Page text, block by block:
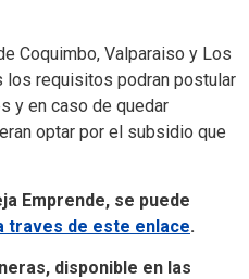
Coquimbo, Valparaiso y Los
los requisitos podran postular
y en caso de quedar
optar por el subsidio que
Emprende, se puede
traves de este enlace.
disponible en las